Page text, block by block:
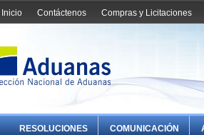
Compras y Licitaciones
Contáctenos
Inicio
RESOLUCIONES COMUNICACIÓN